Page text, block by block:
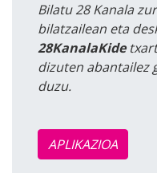
Bilatu 28 Kanala
bilatzailean eta
28KanalaKide
dizuten abantailez
duzu.
APLIKAZIOA